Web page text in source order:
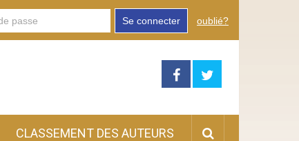
Se connecter oublié?
CLASSEMENT DES AUTEURS